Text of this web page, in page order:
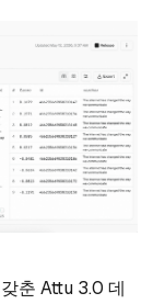
춘 Attu 3.0 데